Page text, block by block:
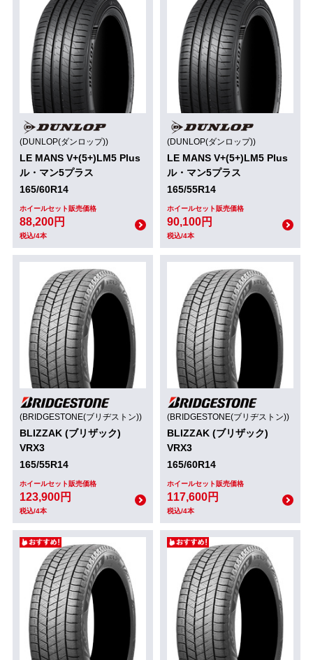
(DUNLOP(ダンロップ))
LE MANS V+(5+)LM5 Plus
ル・マン5プラス
165/60R14
ホイールセット販売価格
88,200円
税込/4本
(DUNLOP(ダンロップ))
LE MANS V+(5+)LM5 Plus
ル・マン5プラス
165/55R14
ホイールセット販売価格
90,100円
税込/4本
(BRIDGESTONE(ブリヂストン))
BLIZZAK (ブリザック)
VRX3
165/55R14
ホイールセット販売価格
123,900円
税込/4本
(BRIDGESTONE(ブリヂストン))
BLIZZAK (ブリザック)
VRX3
165/60R14
ホイールセット販売価格
117,600円
税込/4本